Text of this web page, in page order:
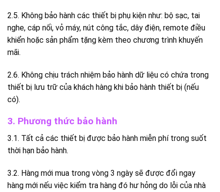
2.5. Không bảo hành các thiết bị phụ kiện như: bộ sạc, tai
nghe, cáp nối, vỏ máy, nút công tắc, dây điện, remote điều
khiển hoặc sản phẩm tặng kèm theo chương trình khuyến
mãi.
2.6. Không chịu trách nhiệm bảo hành dữ liệu có chứa trong
thiết bị lưu trữ của khách hàng khi bảo hành thiết bị (nếu
có).
3. Phương thức bảo hành
3.1. Tất cả các thiết bị được bảo hành miễn phí trong suốt
thời hạn bảo hành.
3.2. Hàng mới mua trong vòng 3 ngày sẽ được đổi ngay
hàng mới nếu việc kiểm tra hàng đó hư hỏng do lỗi của nhà